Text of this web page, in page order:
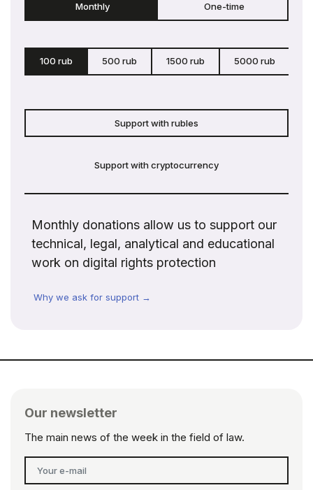
Monthly One-time
100 rub 500 rub 1500 rub 5000 rub
Support with rubles
Support with cryptocurrency
Monthly donations allow us to support our
technical, legal, analytical and educational
work on digital rights protection
Why we ask for support →
Our newsletter
The main news of the week in the field of law.